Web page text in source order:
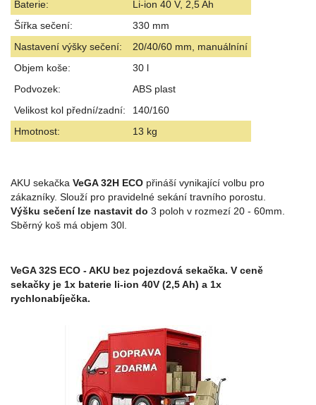
Baterie:
Li-ion 40 V, 2,5 Ah
Šířka sečení:
330 mm
Nastavení výšky sečení:
20/40/60 mm, manuálníní
Objem koše:
30 l
Podvozek:
ABS plast
Velikost kol přední/zadní:
140/160
Hmotnost:
13 kg
AKU sekačka VeGA 32H ECO přináší vynikající volbu pro
zákazníky. Slouží pro pravidelné sekání travního porostu.
Výšku sečení lze nastavit do 3 poloh v rozmezí 20 - 60mm.
Sběrný koš má objem 30l.
VeGA 32S ECO - AKU bez pojezdová sekačka. V ceně
sekačky je 1x baterie li-ion 40V (2,5 Ah) a 1x
rychlonabíječka.